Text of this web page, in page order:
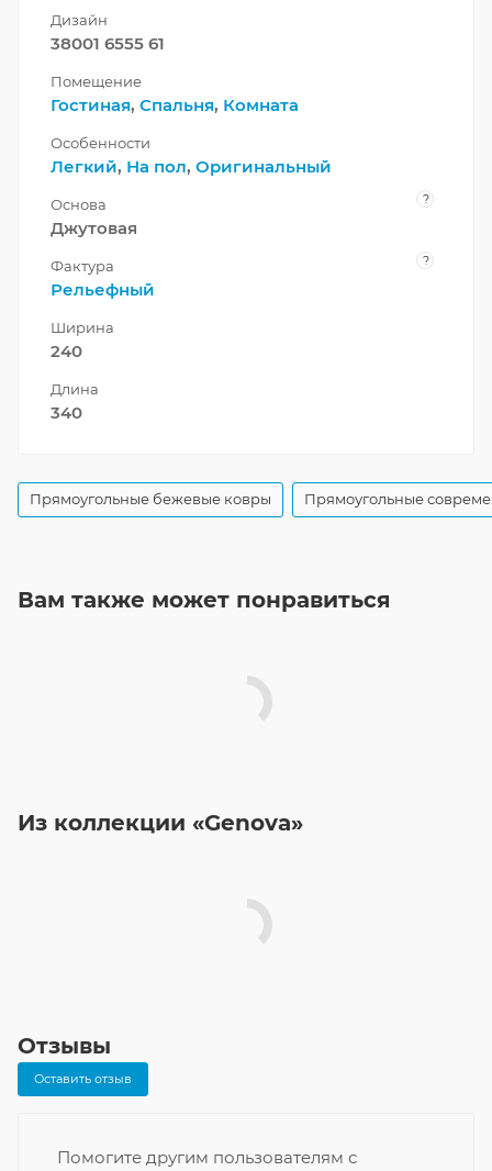
Дизайн
38001 6555 61
Помещение
Гостиная, Спальня, Комната
Особенности
Легкий, На пол, Оригинальный
Основа ?
Джутовая
Фактура ?
Рельефный
Ширина
240
Длина
340
Прямоугольные бежевые ковры Прямоугольные
Вам также может понравиться
Из коллекции «Genova»
Отзывы
Оставить отзыв
Помогите другим пользователям с